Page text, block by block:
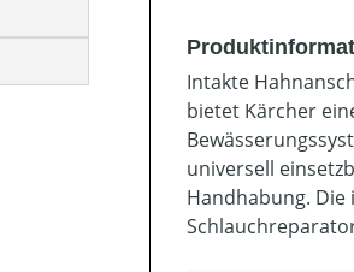
Intakte
bietet Kärcher
universell
Handhabung. Die